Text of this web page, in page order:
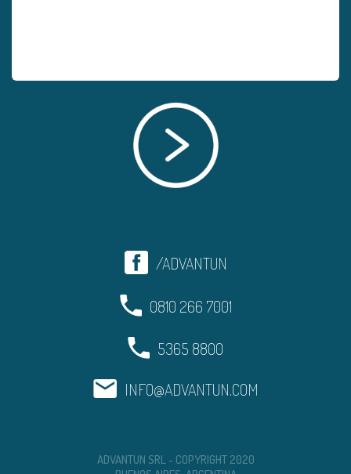
/ADVANTUN
0810 266 7001
5365 8800
INFO@ADVANTUN.COM
ADVANTUN SRL - COPYRIGHT 2020